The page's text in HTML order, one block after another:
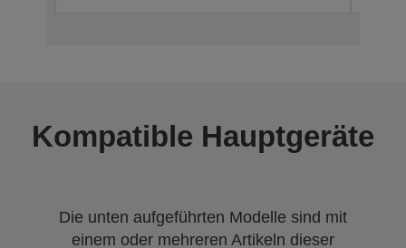
Kompatible Hauptgeräte
Die unten aufgeführten Modelle sind mit
einem oder mehreren Artikeln dieser